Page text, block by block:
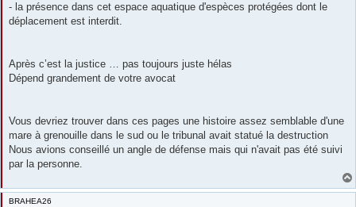
- la présence dans cet espace aquatique d'espèces protégées dont le
déplacement est interdit.
Après c’est la justice … pas toujours juste hélas
Dépend grandement de votre avocat
Vous devriez trouver dans ces pages une histoire assez semblable d'une
mare à grenouille dans le sud ou le tribunal avait statué la destruction
Nous avions conseillé un angle de défense mais qui n'avait pas été suivi
par la personne.
BRAHEA26